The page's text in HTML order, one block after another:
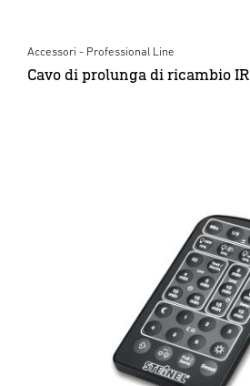
Accessori - Professional Line
Cavo di prolunga di ricambio